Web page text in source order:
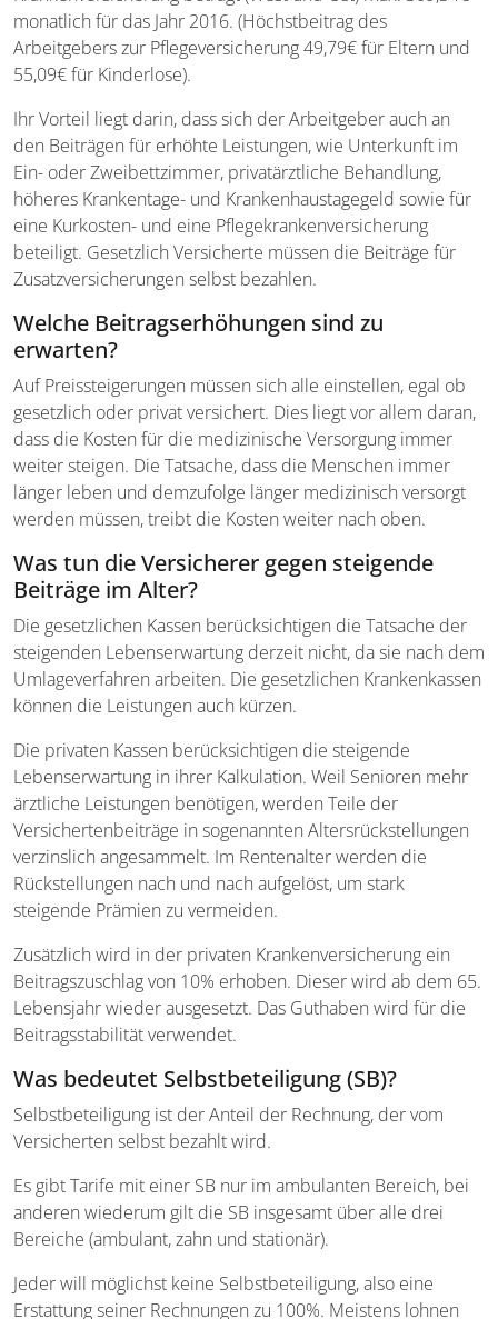
monatlich für das Jahr 2016. (Höchstbeitrag des
Arbeitgebers zur Pflegeversicherung 49,79€ für Eltern und
55,09€ für Kinderlose).
Ihr Vorteil liegt darin, dass sich der Arbeitgeber auch an
den Beiträgen für erhöhte Leistungen, wie Unterkunft im
Ein- oder Zweibettzimmer, privatärztliche Behandlung,
höheres Krankentage- und Krankenhaustagegeld sowie für
eine Kurkosten- und eine Pflegekrankenversicherung
beteiligt. Gesetzlich Versicherte müssen die Beiträge für
Zusatzversicherungen selbst bezahlen.
Welche Beitragserhöhungen sind zu
erwarten?
Auf Preissteigerungen müssen sich alle einstellen, egal ob
gesetzlich oder privat versichert. Dies liegt vor allem daran,
dass die Kosten für die medizinische Versorgung immer
weiter steigen. Die Tatsache, dass die Menschen immer
länger leben und demzufolge länger medizinisch versorgt
werden müssen, treibt die Kosten weiter nach oben.
Was tun die Versicherer gegen steigende
Beiträge im Alter?
Die gesetzlichen Kassen berücksichtigen die Tatsache der
steigenden Lebenserwartung derzeit nicht, da sie nach dem
Umlageverfahren arbeiten. Die gesetzlichen Krankenkassen
können die Leistungen auch kürzen.
Die privaten Kassen berücksichtigen die steigende
Lebenserwartung in ihrer Kalkulation. Weil Senioren mehr
ärztliche Leistungen benötigen, werden Teile der
Versichertenbeiträge in sogenannten Altersrückstellungen
verzinslich angesammelt. Im Rentenalter werden die
Rückstellungen nach und nach aufgelöst, um stark
steigende Prämien zu vermeiden.
Zusätzlich wird in der privaten Krankenversicherung ein
Beitragszuschlag von 10% erhoben. Dieser wird ab dem 65.
Lebensjahr wieder ausgesetzt. Das Guthaben wird für die
Beitragsstabilität verwendet.
Was bedeutet Selbstbeteiligung (SB)?
Selbstbeteiligung ist der Anteil der Rechnung, der vom
Versicherten selbst bezahlt wird.
Es gibt Tarife mit einer SB nur im ambulanten Bereich, bei
anderen wiederum gilt die SB insgesamt über alle drei
Bereiche (ambulant, zahn und stationär).
Jeder will möglichst keine Selbstbeteiligung, also eine
Erstattung seiner Rechnungen zu 100%. Meistens lohnen